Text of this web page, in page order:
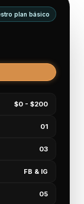
plan básico
$0 - $200
01
03
FB & IG
05